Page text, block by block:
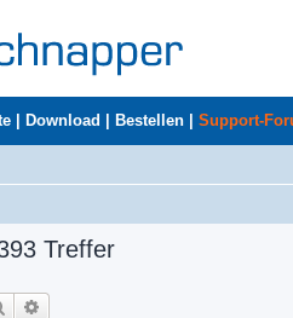
Download Bestellen Support-
Treffer
Suche